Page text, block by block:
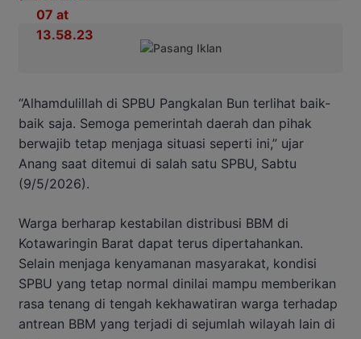
“Alhamdulillah di SPBU Pangkalan Bun terlihat baik-
baik saja. Semoga pemerintah daerah dan pihak
berwajib tetap menjaga situasi seperti ini,” ujar
Anang saat ditemui di salah satu SPBU, Sabtu
(9/5/2026).
Warga berharap kestabilan distribusi BBM di
Kotawaringin Barat dapat terus dipertahankan.
Selain menjaga kenyamanan masyarakat, kondisi
SPBU yang tetap normal dinilai mampu memberikan
rasa tenang di tengah kekhawatiran warga terhadap
antrean BBM yang terjadi di sejumlah wilayah lain di